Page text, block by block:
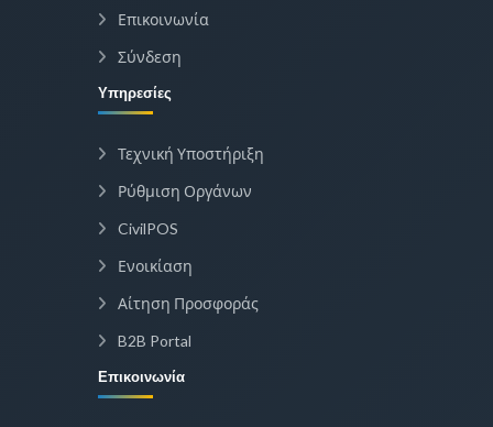
Επικοινωνία
Σύνδεση
Υπηρεσίες
Τεχνική Υποστήριξη
Ρύθμιση Οργάνων
CivilPOS
Ενοικίαση
Αίτηση Προσφοράς
B2B Portal
Επικοινωνία